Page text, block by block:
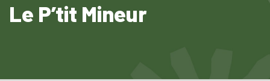
Le P’tit Mineur